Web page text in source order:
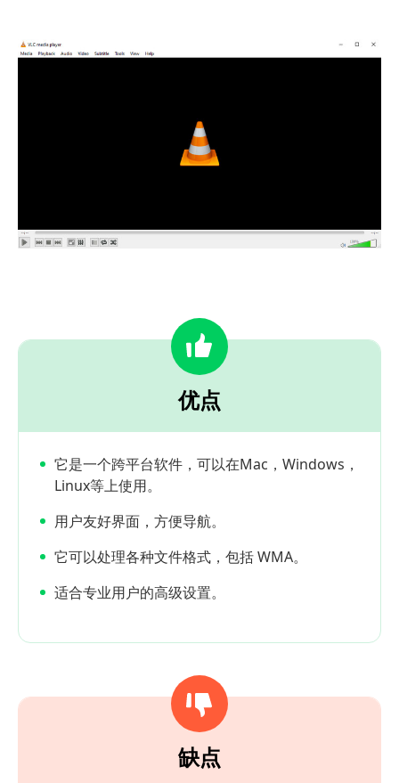
优点
它是一个跨平台软件，可以在Mac，Windows，
Linux等上使用。
用户友好界面，方便导航。
它可以处理各种文件格式，包括 WMA。
适合专业用户的高级设置。
缺点